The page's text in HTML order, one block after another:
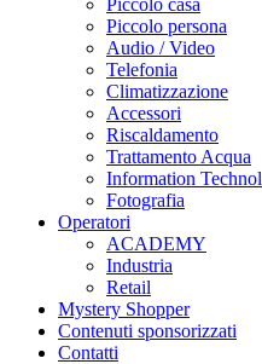
Piccolo persona
Audio / Video
Telefonia
Climatizzazione
Accessori
Riscaldamento
Trattamento Acqua
Information
Fotografia
Operatori
ACADEMY
Industria
Retail
Mystery Shopper
Contenuti sponsorizzati
Contatti